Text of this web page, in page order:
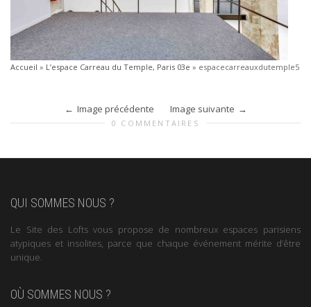
Accueil » L’espace Carreau du Temple, Paris 03e » espacecarreauxdutemple5
Image précédente Image suivante
0 COMMENTAIRES
QUI SOMMES NOUS ?
Le Site des Lofts vous propose de nombreux espaces parisiens
atypiques et insolites, parce que chaque événement mérite d’être
unique.
OÙ SOMMES NOUS ?